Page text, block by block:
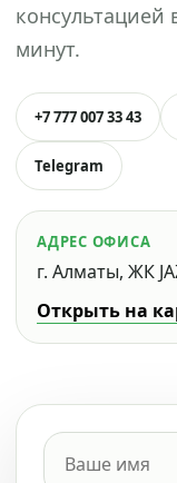
консультацией
минут.
+7 777 007 33 43
Telegram
АДРЕС ОФИСА
г. Алматы, ЖК
Открыть на